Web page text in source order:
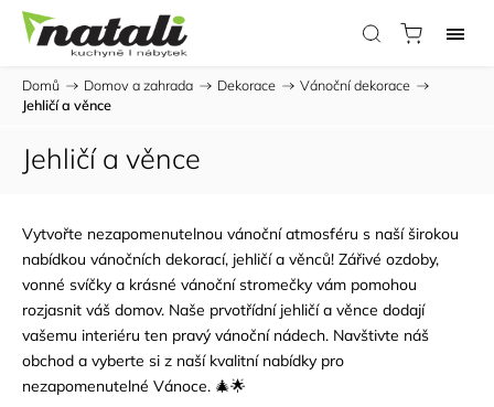
Domů / Domov a zahrada / Dekorace / Vánoční dekorace /
Jehličí a věnce
Jehličí a věnce
Vytvořte nezapomenutelnou vánoční atmosféru s naší širokou
nabídkou vánočních dekorací, jehličí a věnců! Zářivé ozdoby,
vonné svíčky a krásné vánoční stromečky vám pomohou
rozjasnit váš domov. Naše prvotřídní jehličí a věnce dodají
vašemu interiéru ten pravý vánoční nádech. Navštivte náš
obchod a vyberte si z naší kvalitní nabídky pro
nezapomenutelné Vánoce. 🎄🌟